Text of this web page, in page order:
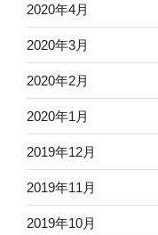
2020年4月
2020年3月
2020年2月
2020年1月
2019年12月
2019年11月
2019年10月